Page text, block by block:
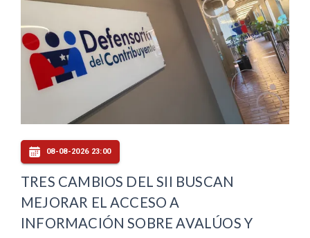
08-08-2026 23:00
TRES CAMBIOS DEL SII BUSCAN
MEJORAR EL ACCESO A
INFORMACIÓN SOBRE AVALÚOS Y